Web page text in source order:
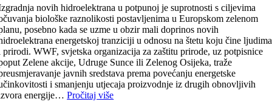
novih hidroelektrana u potpunoj je suprotnosti s ciljevima
biološke raznolikosti postavljenima u Europskom zelenom
posebno kada se uzme u obzir mali doprinos novih
energetskoj tranziciji u odnosu na štetu koju čine ljudima
prirodi. WWF, svjetska organizacija za zaštitu prirode, uz potpisnice
Zelene akcije, Udruge Sunce ili Zelenog Osijeka, traže
javnih sredstava prema povećanju energetske
i smanjenju utjecaja proizvodnje iz drugih obnovljivih
energije…Pročitaj više